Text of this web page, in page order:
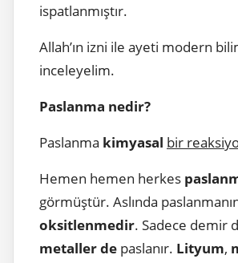
ispatlanmıştır.
Allah’ın izni ile ayeti modern
inceleyelim.
Paslanma nedir?
Paslanma kimyasal bir
Hemen hemen herkes
görmüştür. Aslında
oksitlenmedir. Sadece demir
metaller de paslanır. Lityum,